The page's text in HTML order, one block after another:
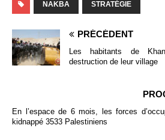
NAKBA STRATÉGIE
PRÉCÉDENT
Les habitants de
destruction de leur village
En l’espace de 6 mois, les forces
kidnappé 3533 Palestiniens